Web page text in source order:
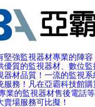
堅強監視器材專業的陣
優質的監視器材、數位監
器材品質！一流的監視
服務！凡在亞霸科技館購
業的監視器材售後電話
賣場服務可比擬！